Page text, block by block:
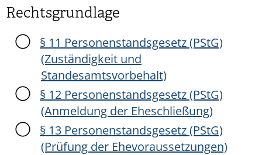
Rechtsgrundlage
§ 11 Personenstandsgesetz (PStG)
(Zuständigkeit und
Standesamtsvorbehalt)
§ 12 Personenstandsgesetz (PStG)
(Anmeldung der Eheschließung)
§ 13 Personenstandsgesetz (PStG)
(Prüfung der Ehevoraussetzungen)